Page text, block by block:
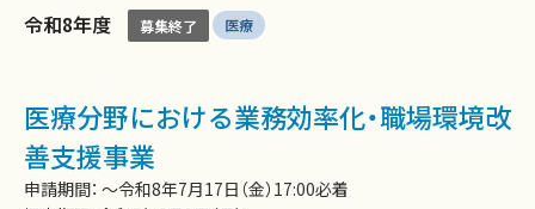
令和8年度 募集終了 医療
医療分野における業務効率化・職場環境改
善支援事業
申請期間： 〜令和8年7月17日（金）17:00必着